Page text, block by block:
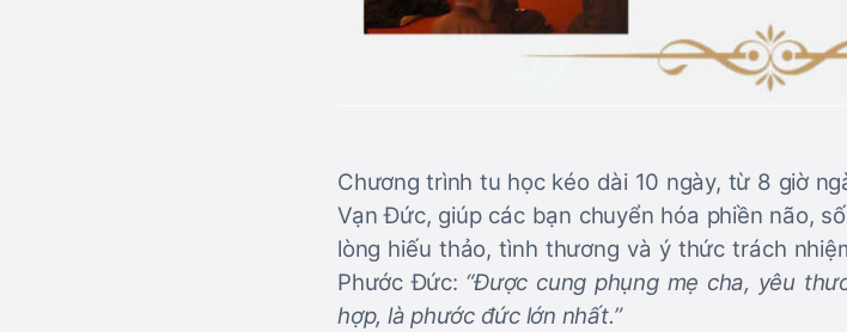
Chương trình tu học kéo dài 10 ngày, từ 8 giờ
Vạn Đức, giúp các bạn chuyển hóa phiền não,
lòng hiếu thảo, tình thương và ý thức trách
Phước Đức: “Được cung phụng mẹ cha, yêu
hợp, là phước đức lớn nhất.”